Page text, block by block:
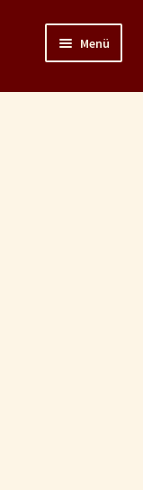
Menü